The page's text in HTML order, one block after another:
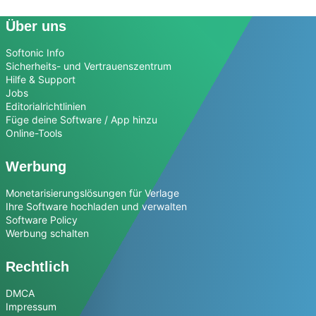
Über uns
Softonic Info
Sicherheits- und Vertrauenszentrum
Hilfe & Support
Jobs
Editorialrichtlinien
Füge deine Software / App hinzu
Online-Tools
Werbung
Monetarisierungslösungen für Verlage
Ihre Software hochladen und verwalten
Software Policy
Werbung schalten
Rechtlich
DMCA
Impressum